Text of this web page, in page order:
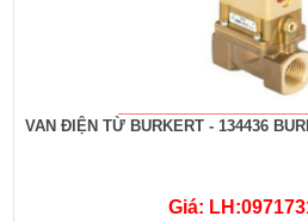
VAN ĐIỆN TỪ BURKERT - 134436
Giá: